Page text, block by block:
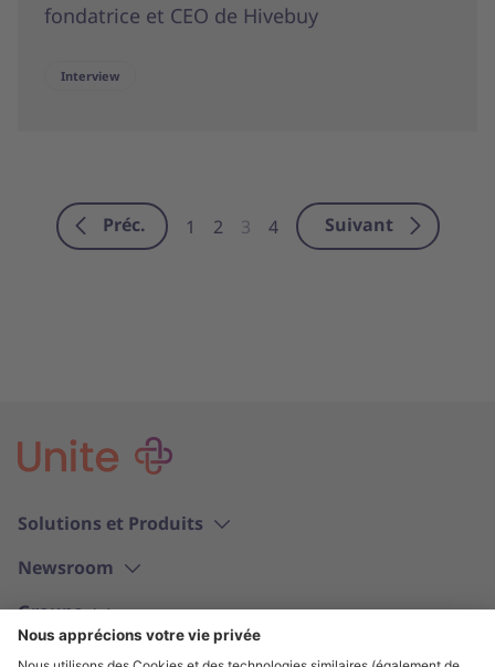
Préc. 1 2 3 4 Suivant
fondatrice et CEO de Hivebuy
Interview
Solutions et Produits
Newsroom
Groupe